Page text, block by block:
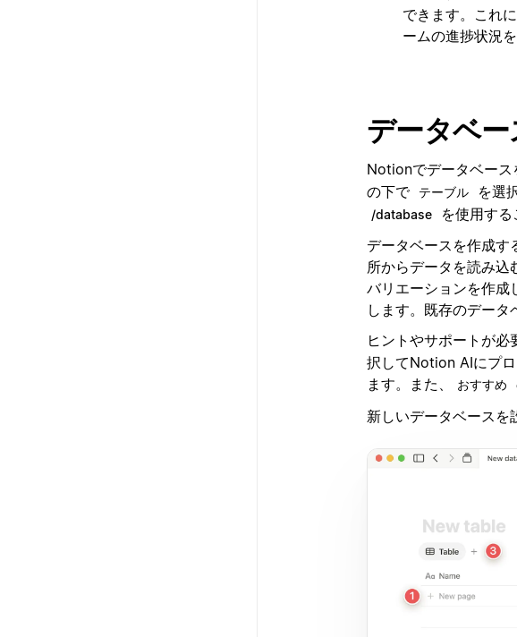
できます。これ
ームの進捗状況
データベ
Notionでデータベース
の下で テーブル を選
/database
を使用する
データベースを作成す
所からデータを読み
バリエーションを作成
します。既存のデータ
ヒントやサポートが必
択してNotion AIにプ
ます。また、
おすすめ
新しいデータベースを